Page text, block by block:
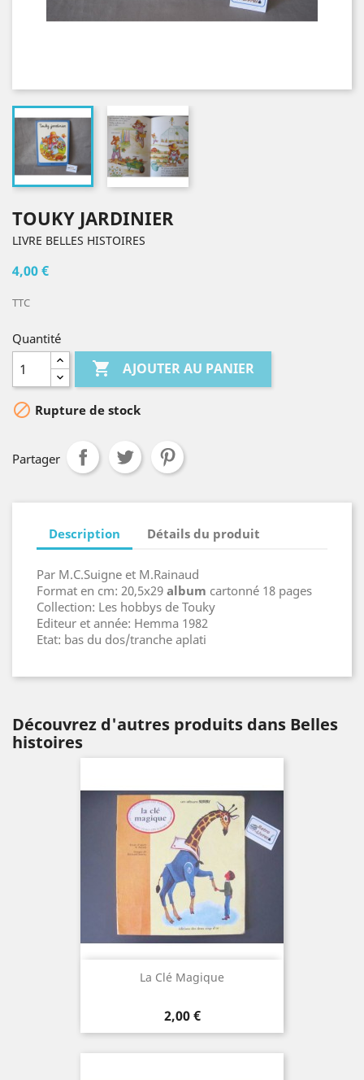
TOUKY JARDINIER
LIVRE BELLES HISTOIRES
4,00 €
TTC
Quantité
 AJOUTER AU PANIER
 Rupture de stock
Partager
Description Détails du produit
Par M.C.Suigne et M.Rainaud
Format en cm: 20,5x29 album cartonné 18 pages
Collection: Les hobbys de Touky
Editeur et année: Hemma 1982
Etat: bas du dos/tranche aplati
Découvrez d'autres produits dans Belles
histoires
La Clé Magique
Prix
2,00 €